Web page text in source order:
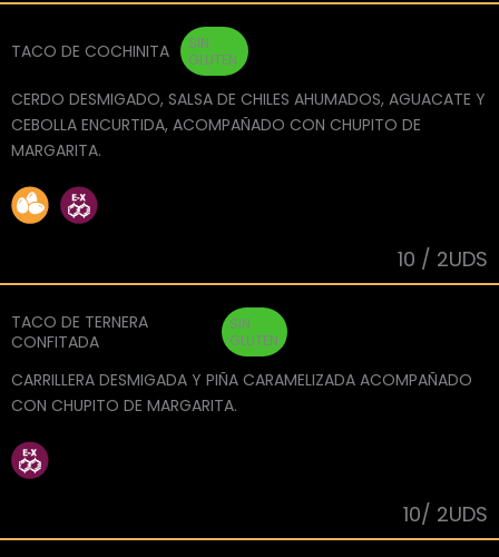
TACO DE COCHINITA
SIN
GLUTEN
CERDO DESMIGADO, SALSA DE CHILES AHUMADOS, AGUACATE Y
CEBOLLA ENCURTIDA, ACOMPAÑADO CON CHUPITO DE
MARGARITA.
10 / 2UDS
TACO DE TERNERA
CONFITADA
SIN
GLUTEN
CARRILLERA DESMIGADA Y PIÑA CARAMELIZADA ACOMPAÑADO
CON CHUPITO DE MARGARITA.
10/ 2UDS